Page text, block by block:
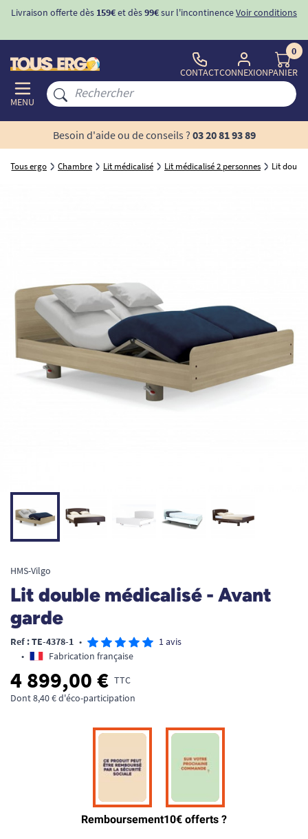
-10%avec le code "BIENVENUE" pourla 1ère commande
MENU
CONTACTCONNEXION
0
PANIER
Besoin d'aide ou de conseils ? 03 20 81 93 89
Tous ergo Chambre Lit médicalisé Lit médicalisé 2 personnes Lit
HMS-Vilgo
Lit double médicalisé - Avant
garde
Ref : TE-4378-1 •
1 avis
•
Fabrication française
4 899,00 € TTC
Dont 8,40 € d'éco-participation